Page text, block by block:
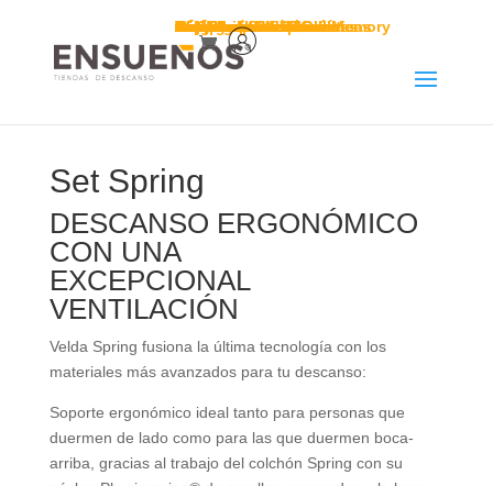
Camas
Serie 1
Serie 2
Serie 4
Serie 5
Serie 6
Serie 8
Serie 9
Colchones
Colchones
Toppers
Almohadas
Almohada Snow Cube
Almohada Snow Gel Memory
Almohadas cervicales
Almohadas viscoelásticas
Almohadas de látex
Almohadas de fibra
Almohadas de plumón
Sábanas LUXURY
Nórdicos
Nórdico plumón
Nórdico fibra
Complementos
Stressless
Catálogo Stressless
Configurador Stressless
Cojín respaldo
Protección de cama
Outlet
Blog
Set Spring
DESCANSO ERGONÓMICO
CON UNA
EXCEPCIONAL
VENTILACIÓN
Velda Spring fusiona la última tecnología con los
materiales más avanzados para tu descanso:
Soporte ergonómico ideal tanto para personas que
duermen de lado como para las que duermen boca-
arriba, gracias al trabajo del colchón Spring con su